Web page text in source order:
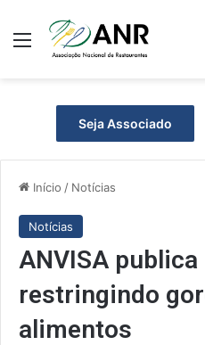
Menu
Seja Associado
Início / Notícias
Notícias
ANVISA
restringindo
alimentos